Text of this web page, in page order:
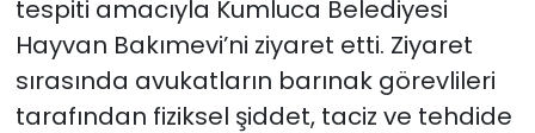
tespiti amacıyla Kumluca Belediyesi
Hayvan Bakımevi’ni ziyaret etti. Ziyaret
sırasında avukatların barınak görevlileri
tarafından fiziksel şiddet, taciz ve tehdide